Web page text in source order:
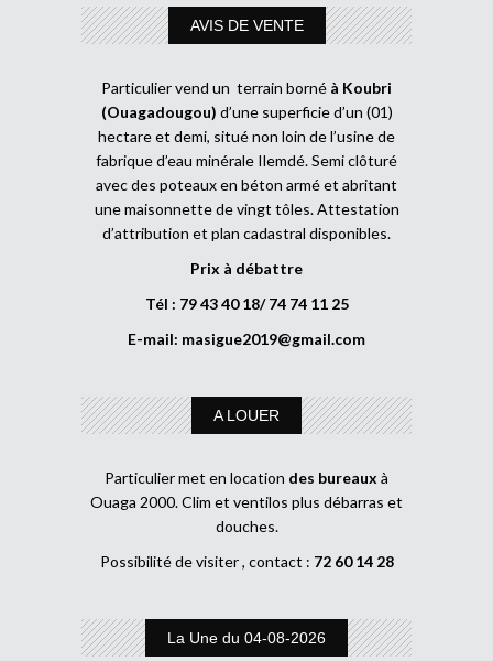
AVIS DE VENTE
Particulier vend un terrain borné à Koubri
(Ouagadougou) d’une superficie d’un (01)
hectare et demi, situé non loin de l’usine de
fabrique d’eau minérale Ilemdé. Semi clôturé
avec des poteaux en béton armé et abritant
une maisonnette de vingt tôles. Attestation
d’attribution et plan cadastral disponibles.
Prix à débattre
Tél : 79 43 40 18/ 74 74 11 25
E-mail: masigue2019@gmail.com
A LOUER
Particulier met en location des bureaux à
Ouaga 2000. Clim et ventilos plus débarras et
douches.
Possibilité de visiter , contact : 72 60 14 28
La Une du 04-08-2026